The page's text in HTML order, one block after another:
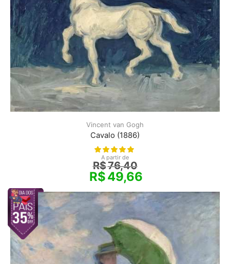
Vincent van Gogh
Cavalo (1886)
A partir de
R$76,40
R$49,66